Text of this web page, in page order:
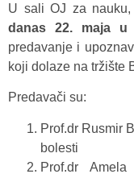
U sali OJ za nauku,
danas 22. maja
predavanje i
koji dolaze na tržište
Predavači su:
Prof.dr
bolesti
Prof.dr